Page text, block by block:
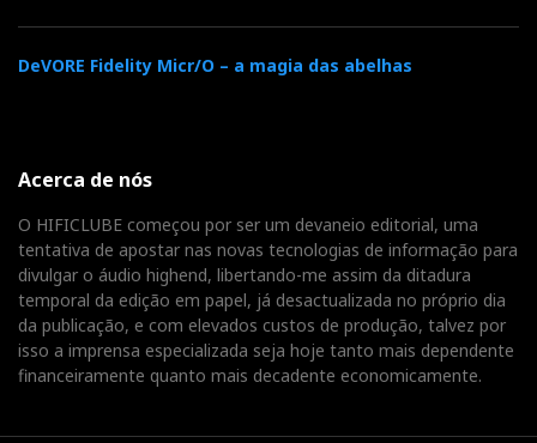
DeVORE Fidelity Micr/O – a magia das abelhas
Acerca de nós
O HIFICLUBE começou por ser um devaneio editorial, uma
tentativa de apostar nas novas tecnologias de informação para
divulgar o áudio highend, libertando-me assim da ditadura
temporal da edição em papel, já desactualizada no próprio dia
da publicação, e com elevados custos de produção, talvez por
isso a imprensa especializada seja hoje tanto mais dependente
financeiramente quanto mais decadente economicamente.